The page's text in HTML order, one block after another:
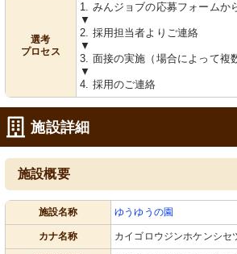
選考
プロセス
1. みんジョブの応募フォームか
▼
2. 採用担当者よりご連絡
▼
3. 面接の実施（場合によって複
▼
4. 採用のご連絡
施設詳細
施設概要
施設名称 ゆうゆうの園
カナ名称 カイゴロウジンホケンシセ